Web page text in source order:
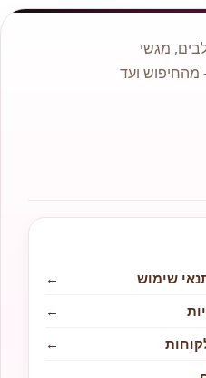
מגשי
מהחיפוש ועד
שימוש
←
←
←